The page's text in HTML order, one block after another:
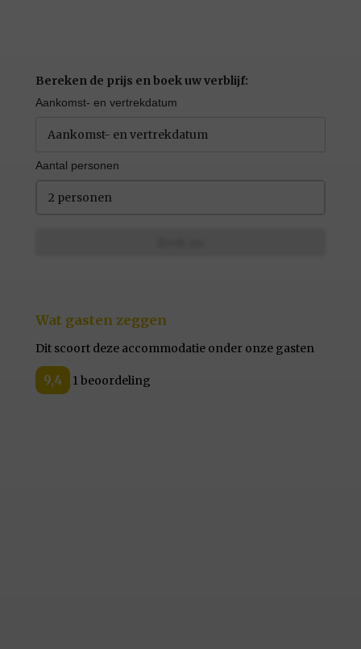
Bereken de prijs en boek uw verblijf:
Aankomst- en vertrekdatum
Aantal personen
2 personen
Wat gasten zeggen
Dit scoort deze accommodatie onder onze gasten
9,4 1 beoordeling